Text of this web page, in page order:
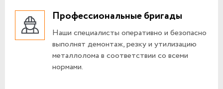
Профессиональные бригады
Наши специалисты оперативно и безопасно
выполнят демонтаж, резку и утилизацию
металлолома в соответствии со всеми
нормами.